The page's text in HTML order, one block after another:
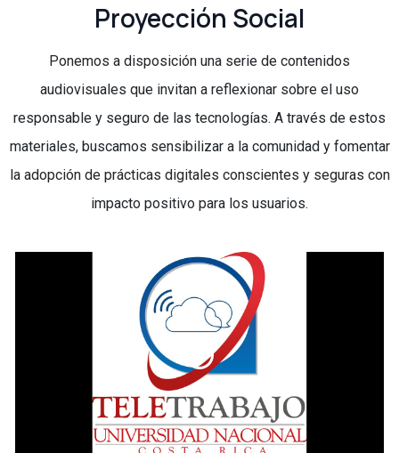
Proyección Social
Ponemos a disposición una serie de contenidos
audiovisuales que invitan a reflexionar sobre el uso
responsable y seguro de las tecnologías. A través de estos
materiales, buscamos sensibilizar a la comunidad y fomentar
la adopción de prácticas digitales conscientes y seguras con
impacto positivo para los usuarios.